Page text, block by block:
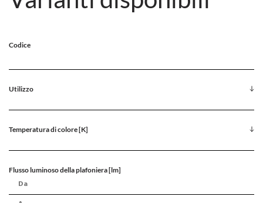
Codice
Utilizzo
Temperatura di colore [K]
Flusso luminoso della plafoniera [lm]